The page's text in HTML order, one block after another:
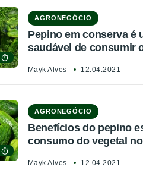
AGRONEGÓCIO
Pepino em conserva é
saudável de consumir
Mayk Alves 12.04.2021
AGRONEGÓCIO
Benefícios do pepino
consumo do vegetal
Mayk Alves 12.04.2021